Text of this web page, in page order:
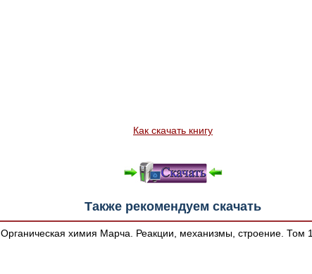
Как скачать книгу
Также рекомендуем скачать
Органическая химия Марча. Реакции, механизмы, строение. Том 1.